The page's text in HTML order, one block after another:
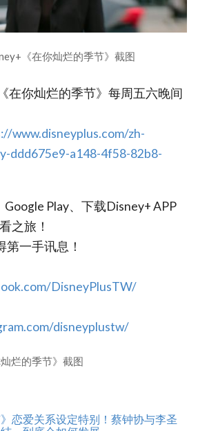
《在你灿烂的季节》截图
在你灿烂的季节》每周五六晚间
www.disneyplus.com/zh-
ddd675e9-a148-4f58-82b8-
Play、下载Disney+ APP
之旅！
一手讯息！
DisneyPlusTW/
disneyplustw/
烂的季节》截图
》恋爱关系设定特别！蔡钟协与李圣